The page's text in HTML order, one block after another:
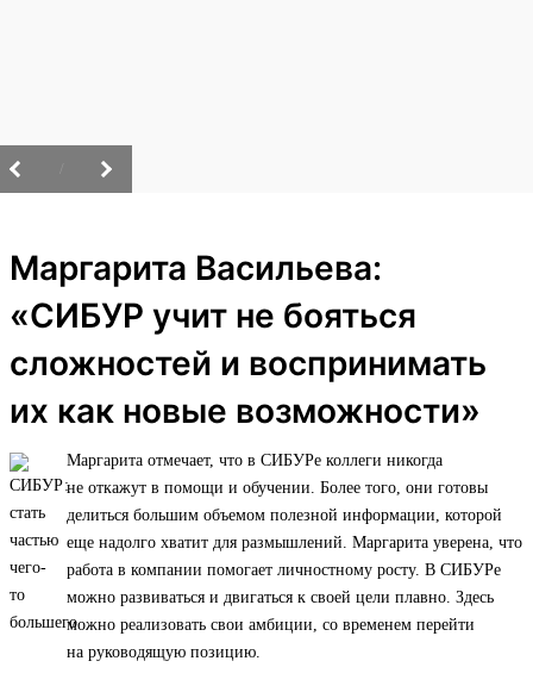
Маргарита Васильева:
«СИБУР учит не бояться
сложностей и воспринимать
их как новые возможности»
Маргарита отмечает, что в СИБУРе коллеги никогда
не откажут в помощи и обучении. Более того, они готовы
делиться большим объемом полезной информации, которой
еще надолго хватит для размышлений. Маргарита уверена, что
работа в компании помогает личностному росту. В СИБУРе
можно развиваться и двигаться к своей цели плавно. Здесь
можно реализовать свои амбиции, со временем перейти
на руководящую позицию.